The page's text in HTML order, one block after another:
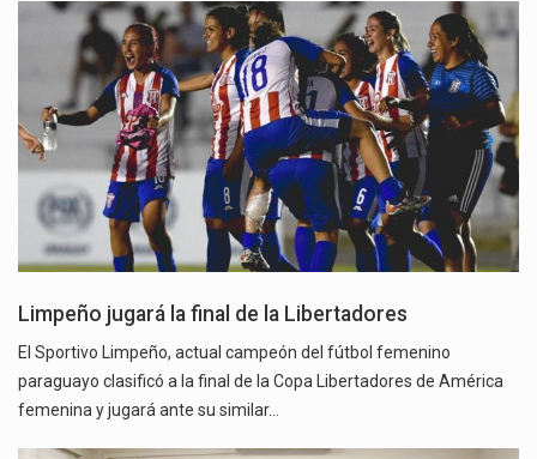
Limpeño jugará la final de la Libertadores
El Sportivo Limpeño, actual campeón del fútbol femenino
paraguayo clasificó a la final de la Copa Libertadores de América
femenina y jugará ante su similar…